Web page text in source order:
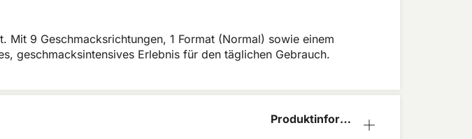
Mit 9 Geschmacksrichtungen, 1 Format (Normal) sowie einem
geschmacksintensives Erlebnis für den täglichen Gebrauch.
Produktinform